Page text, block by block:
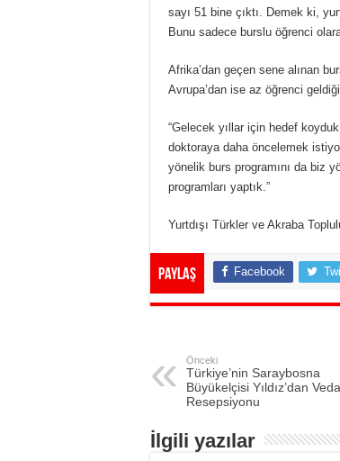
sayı 51 bine çıktı. Demek ki,
Bunu sadece burslu öğrenci
Afrika’dan geçen sene alınan
Avrupa’dan ise az öğrenci
“Gelecek yıllar için hedef
doktoraya daha öncelemek
yönelik burs programını da biz
programları yaptık.”
Yurtdışı Türkler ve Akraba
Paylaş Facebook
Önceki
Türkiye’nin Saraybosna
Büyükelçisi Yıldız’dan Veda
Resepsiyonu
İlgili yazılar